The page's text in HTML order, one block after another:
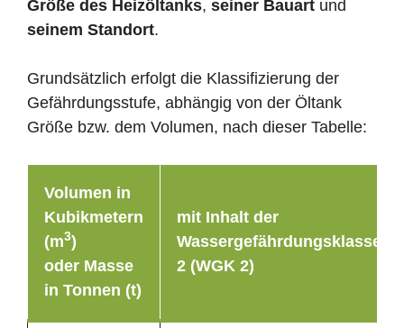
Größe des Heizöltanks, seiner Bauart und
seinem Standort.
Grundsätzlich erfolgt die Klassifizierung der
Gefährdungsstufe, abhängig von der Öltank
Größe bzw. dem Volumen, nach dieser Tabelle:
Volumen in
Kubikmetern
(m3)
oder Masse
in Tonnen (t)
mit Inhalt der
Wassergefährdungsklasse
2 (WGK 2)